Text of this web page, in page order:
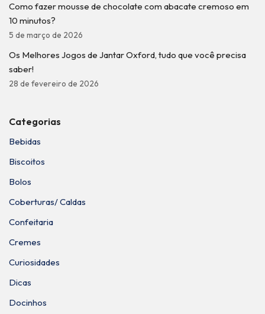
Como fazer mousse de chocolate com abacate cremoso em
10 minutos?
5 de março de 2026
Os Melhores Jogos de Jantar Oxford, tudo que você precisa
saber!
28 de fevereiro de 2026
Categorias
Bebidas
Biscoitos
Bolos
Coberturas/ Caldas
Confeitaria
Cremes
Curiosidades
Dicas
Docinhos